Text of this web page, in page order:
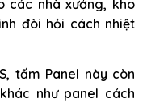
các nhà xưởng, kho
đòi hỏi cách nhiệt
tấm Panel này còn
như panel cách